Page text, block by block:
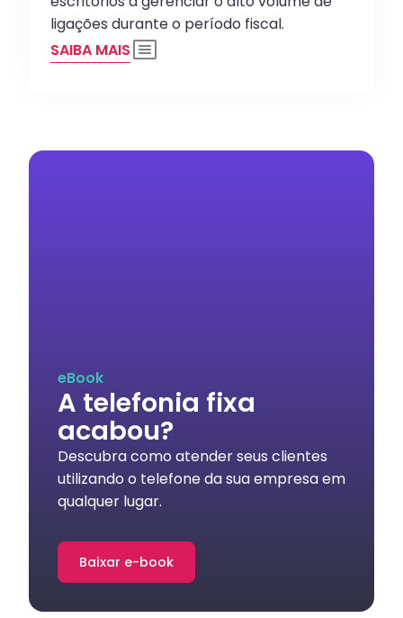
ligações durante o período fiscal.
SAIBA MAIS
eBook
A telefonia fixa
acabou?
Descubra como atender seus clientes
utilizando o telefone da sua empresa em
qualquer lugar.
Baixar e-book